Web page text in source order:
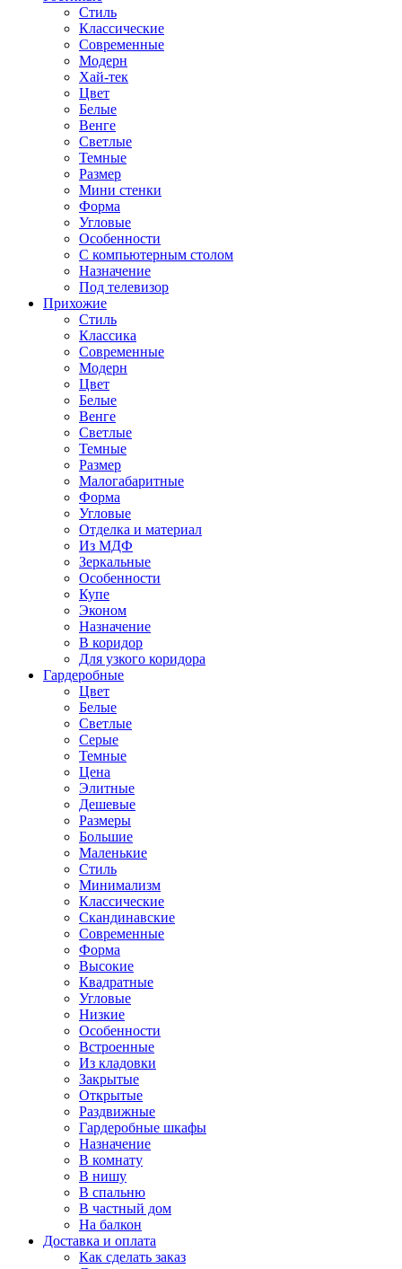
Стиль
Классические
Современные
Модерн
Хай-тек
Цвет
Белые
Венге
Светлые
Темные
Размер
Мини стенки
Форма
Угловые
Особенности
С компьютерным столом
Назначение
Под телевизор
Прихожие
Стиль
Классика
Современные
Модерн
Цвет
Белые
Венге
Светлые
Темные
Размер
Малогабаритные
Форма
Угловые
Отделка и материал
Из МДФ
Зеркальные
Особенности
Купе
Эконом
Назначение
В коридор
Для узкого коридора
Гардеробные
Цвет
Белые
Светлые
Серые
Темные
Цена
Элитные
Дешевые
Размеры
Большие
Маленькие
Стиль
Минимализм
Классические
Скандинавские
Современные
Форма
Высокие
Квадратные
Угловые
Низкие
Особенности
Встроенные
Из кладовки
Закрытые
Открытые
Раздвижные
Гардеробные шкафы
Назначение
В комнату
В нишу
В спальню
В частный дом
На балкон
Доставка и оплата
Как сделать заказ